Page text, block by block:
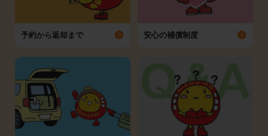
予約から返却まで 安心の補償制度